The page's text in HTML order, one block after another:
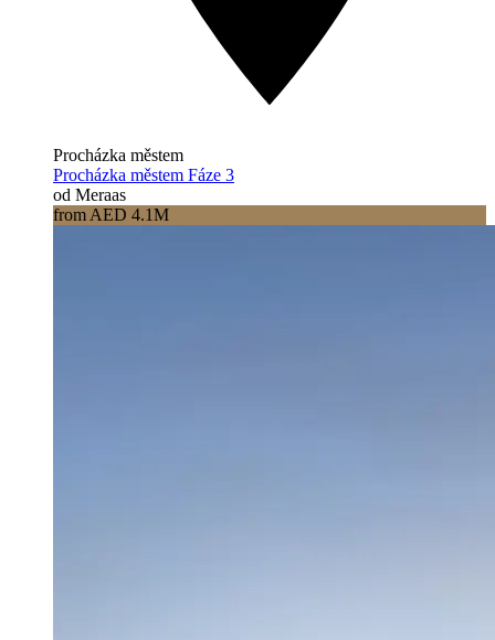
Procházka městem
Procházka městem Fáze 3
od Meraas
from AED 4.1M